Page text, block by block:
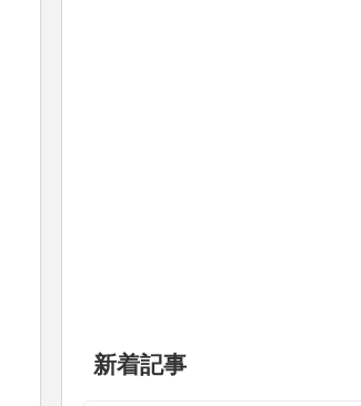
新着記事